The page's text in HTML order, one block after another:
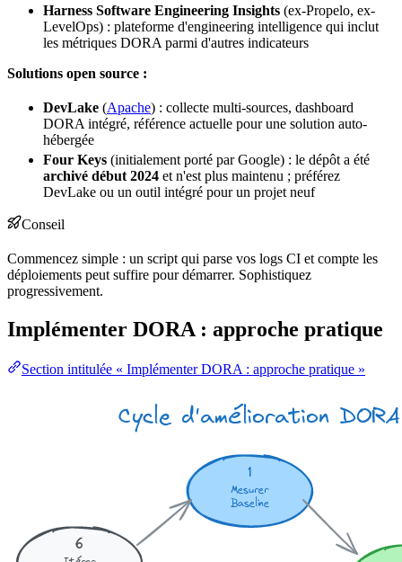
Harness Software Engineering Insights (ex-Propelo, ex-
LevelOps) : plateforme d'engineering intelligence qui inclut
les métriques DORA parmi d'autres indicateurs
Solutions open source :
DevLake (Apache) : collecte multi-sources, dashboard
DORA intégré, référence actuelle pour une solution auto-
hébergée
Four Keys (initialement porté par Google) : le dépôt a été
archivé début 2024 et n'est plus maintenu ; préférez
DevLake ou un outil intégré pour un projet neuf
Conseil
Commencez simple : un script qui parse vos logs CI et compte les
déploiements peut suffire pour démarrer. Sophistiquez
progressivement.
Implémenter DORA : approche pratique
Section intitulée « Implémenter DORA : approche pratique »